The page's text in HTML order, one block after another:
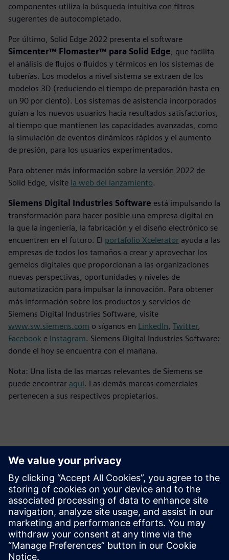
componentes utiliza la búsqueda intuitiva con filtros
sugerentes de autocompletado.
Por último, Solid Edge 2022 presenta el software
Simcenter™ Flomaster™ para Solid Edge , que facilita
el análisis de flujos o fluidos y térmicos en los sistemas de
tuberías. Los modelos a nivel sistema se extraen de los
modelos 3D (reduciendo el tiempo de preparación hasta en
un 90 por ciento). Los sistemas de asistencia incorporados
guían a los nuevos usuarios hacia resultados satisfactorios,
al tiempo que mantienen las capacidades avanzadas, como
la simulación de eventos dinámicos rápidos y el aumento
de presión, para los usuarios experimentados.
Para obtener más información sobre la versión 2022 de
Solid Edge, visite la web del lanzamiento.
Siemens Digital Industries Software está impulsando la
transformación para hacer posible una empresa digital en
la que la ingeniería, la fabricación y el diseño electrónico se
encuentren en el futuro. El portafolio Xcelerator ayuda a las
empresas de todos los tamaños a crear y aprovechar los
gemelos digitales que proporcionan a las organizaciones
nuevas perspectivas, oportunidades y niveles de
automatización para impulsar la innovación. Para obtener
más información sobre los productos y servicios de
Siemens Digital Industries Software, visite
www.sw.siemens.com o síganos en LinkedIn Twitter,
Facebook e Instagram. Siemens Digital Industries Software:
donde el hoy se encuentra con el mañana.
Nota: Una lista de las marcas relevantes de Siemens se
puede encontrar aquí. Las demás marcas comerciales
pertenecen a sus respectivos propietarios.
Persona de contacto para la prensa
Equipo de relaciones públicas de Siemens Digital Industries
Software
Email: press.software.sisw@siemens.com